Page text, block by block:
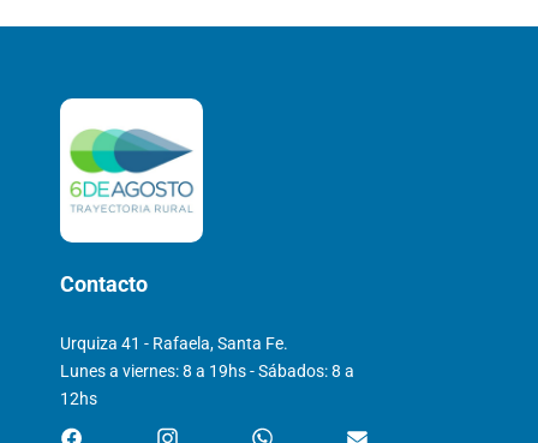
Contacto
Urquiza 41 - Rafaela, Santa Fe.
Lunes a viernes: 8 a 19hs - Sábados: 8 a
12hs